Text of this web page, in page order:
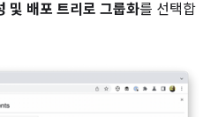
및 배포 트리로 그룹화를 선택합